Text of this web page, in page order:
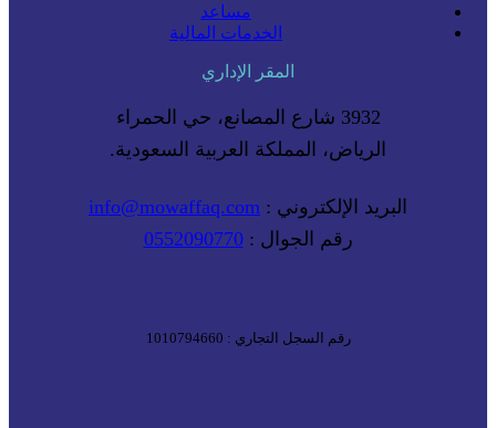
مساعد
الخدمات المالية
المقر الإداري
3932 شارع المصانع، حي الحمراء
الرياض، المملكة العربية السعودية.
البريد الإلكتروني : info@mowaffaq.com
رقم الجوال :0552090770
رقم السجل التجاري : 1010794660